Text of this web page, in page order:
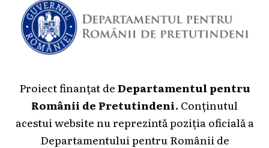
Proiect finanțat deDepartamentul pentru
Românii de Pretutindeni. Conținutul
acestui website nu reprezintă poziția oficială a
Departamentului pentru Românii de